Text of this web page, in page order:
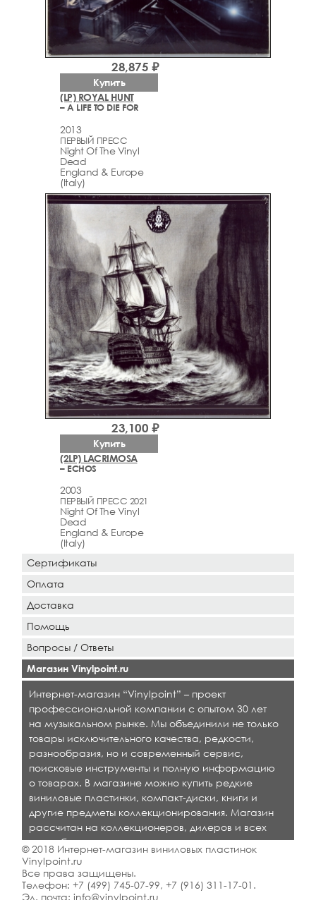
(LP) ROYAL HUNT
– A LIFE TO DIE FOR
2013
ПЕРВЫЙ ПРЕСС
Night Of The Vinyl
Dead
England & Europe
(Italy)
28,875 ₽
Купить
(2LP) LACRIMOSA
– ECHOS
2003
ПЕРВЫЙ ПРЕСС 2021
Night Of The Vinyl
Dead
England & Europe
(Italy)
23,100 ₽
Купить
Сертификаты
Оплата
Доставка
Помощь
Вопросы / Ответы
Магазин Vinylpoint.ru
Интернет-магазин “Vinylpoint” – проект
профессиональной компании с опытом 30 лет
на музыкальном рынке. Мы объединили не только
товары исключительного качества, редкости,
разнообразия, но и современный сервис,
поисковые инструменты и полную информацию
о товарах. В магазине можно купить редкие
виниловые пластинки, компакт-диски, книги и
другие предметы коллекционирования. Магазин
рассчитан на коллекционеров, дилеров и всех
кто любит качественную музыку.
© 2018 Интернет-магазин виниловых пластинок
Vinylpoint.ru
Все права защищены.
Телефон: +7 (499) 745-07-99, +7 (916) 311-17-01 .
Эл. почта: info@vinylpoint.ru